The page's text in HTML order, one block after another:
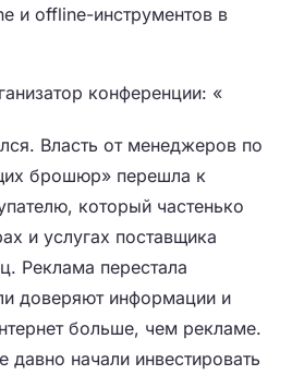
и offline-инструментов в
конференции: «
Власть от менеджеров по
брошюр» перешла к
который частенько
и услугах поставщика
Реклама перестала
доверяют информации и
больше, чем рекламе.
начали инвестировать